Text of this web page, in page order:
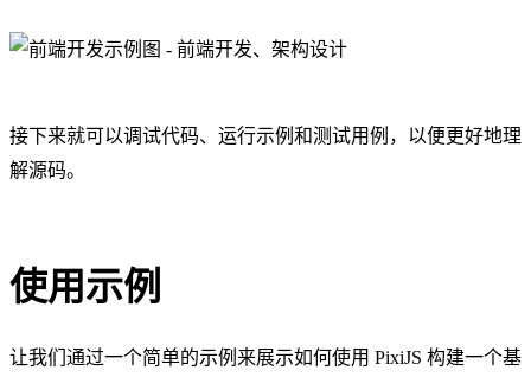
接下来就可以调试代码、运行示例和测试用例，以便更好地理
解源码。
使用示例
让我们通过一个简单的示例来展示如何使用 PixiJS 构建一个基